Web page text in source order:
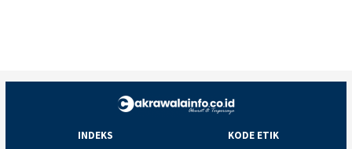
INDEKS KODE ETIK